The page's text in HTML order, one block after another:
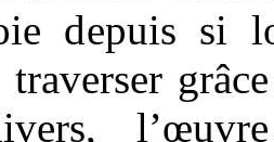
depuis si